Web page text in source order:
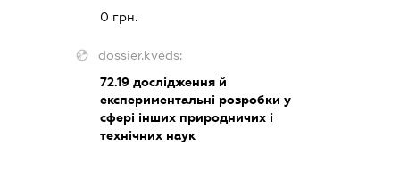
0 грн.
dossier.kveds:
72.19дослідження й
експериментальні розробки у
сфері інших природничих і
технічних наук